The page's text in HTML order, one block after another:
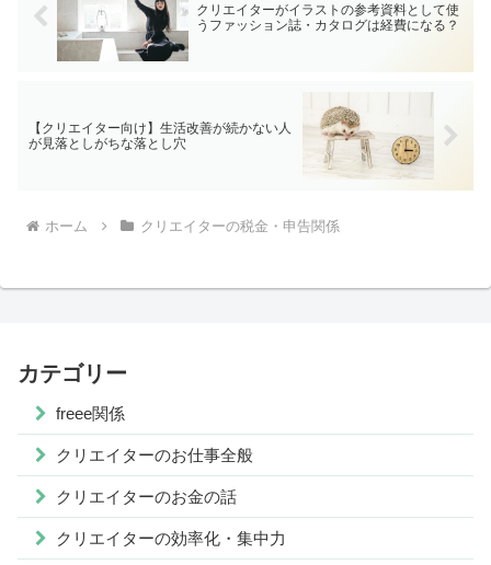
クリエイターがイラストの参考資料として使
うファッション誌・カタログは経費になる？
【クリエイター向け】生活改善が続かない人
が見落としがちな落とし穴
ホーム クリエイターの税金・申告関係
カテゴリー
freee関係
クリエイターのお仕事全般
クリエイターのお金の話
クリエイターの効率化・集中力